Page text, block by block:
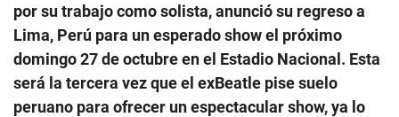
por su trabajo como solista, anunció su regreso a
Lima, Perú para un esperado show el próximo
domingo 27 de octubre en el Estadio Nacional. Esta
será la tercera vez que el exBeatle pise suelo
peruano para ofrecer un espectacular show, ya lo